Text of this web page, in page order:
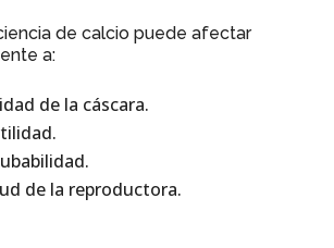
de calcio puede afectar
a:
de la cáscara.
de la reproductora.